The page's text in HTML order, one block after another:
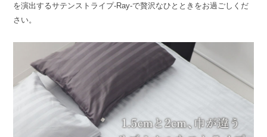
を演出するサテンストライプ-Ray-で贅沢なひとときをお過ごしくだ
さい。